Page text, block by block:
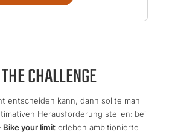
CHALLENGE
entscheiden kann, dann sollte man
Herausforderung stellen: bei
Bike your limiterleben ambitionierte